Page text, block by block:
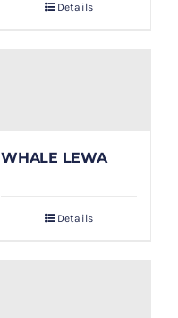
Details
WHALE LEWA
Details